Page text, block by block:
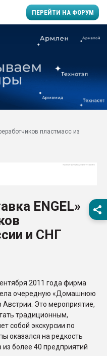
ПЕРЕЙТИ НА ФОРУМ
Вакуум-формовочные
ближайшее
28.07.2026
Всё, что касается
вакуумного
Продам отходы
Armaloy PC/ABS-1IM
пластмасс из
ENGEL»
и СНГ
2011 года фирма
очередную «Домашнюю
Австрии. Это мероприятие,
традиционным,
собой экскурсии по
оказался на редкость
более 40 предприятий